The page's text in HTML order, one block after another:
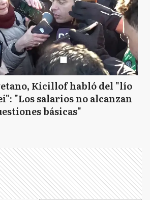
Kicillof habló del "lío
"Los salarios no alcanzan
básicas"